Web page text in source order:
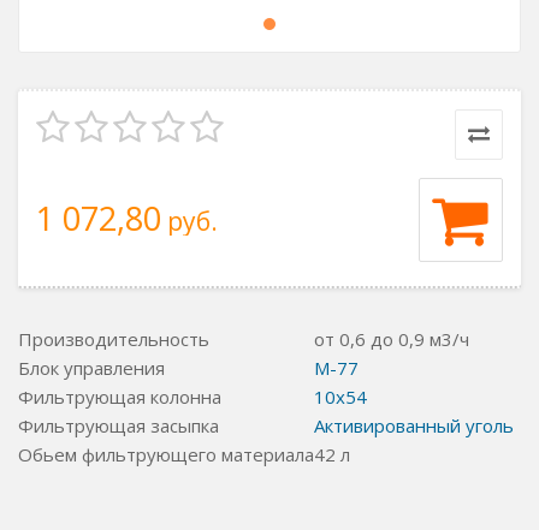
1 072,80 руб.
Производительность
от 0,6 до 0,9 м3/ч
Блок управления
M-77
Фильтрующая колонна
10x54
Фильтрующая засыпка
Активированный уголь
Обьем фильтрующего материала42 л